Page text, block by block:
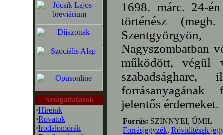
Szolgáltatások
·Híreink
·Rovatok
·Irodalomórák
1698. márc. 24-
történész
Nagyszombatban
működött, végül
forrásanyagának
jelentős érdemeket.
Forrás: SZINNYEI, ÚMIL
Forrásjegyzék, Rövidítések